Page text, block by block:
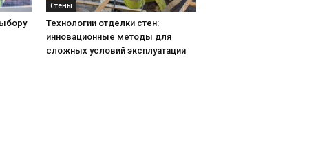
Стены
Технологии отделки стен:
инновационные методы для
сложных условий эксплуатации